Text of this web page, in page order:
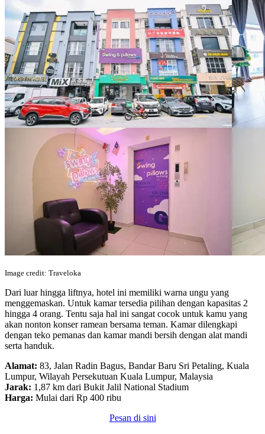
Image credit: Traveloka
Dari luar hingga liftnya, hotel ini memiliki warna ungu yang
menggemaskan. Untuk kamar tersedia pilihan dengan kapasitas 2
hingga 4 orang. Tentu saja hal ini sangat cocok untuk kamu yang
akan nonton konser ramean bersama teman. Kamar dilengkapi
dengan teko pemanas dan kamar mandi bersih dengan alat mandi
serta handuk.
Alamat: 83, Jalan Radin Bagus, Bandar Baru Sri Petaling, Kuala
Lumpur, Wilayah Persekutuan Kuala Lumpur, Malaysia
Jarak: 1,87 km dari Bukit Jalil National Stadium
Harga: Mulai dari Rp 400 ribu
Pesan di sini